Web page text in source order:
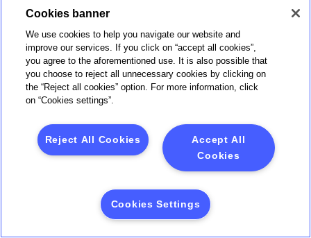
Previdência privada Brasilprev:
segurança para o futuro
APrevidência Privadaé uma opção robusta para
quem busca uma aposentadoria confortável e
planejada. Com uma série de planos que se adaptam
às necessidades individuais, esse tipo de
para garantir uma renda futura segura. Seja para
complementar sua aposentadoria ou para criar um
fundo para projetos futuros, a previdência é uma
Cookies banner
We use cookies to help you navigate our website and
improve our services. If you click on “accept all cookies”,
you agree to the aforementioned use. It is also possible that
you choose to reject all unnecessary cookies by clicking on
the “Reject all cookies” option. For more information, click
on “Cookies settings”.
Accept All
Cookies
Reject All Cookies
Cookies Settings